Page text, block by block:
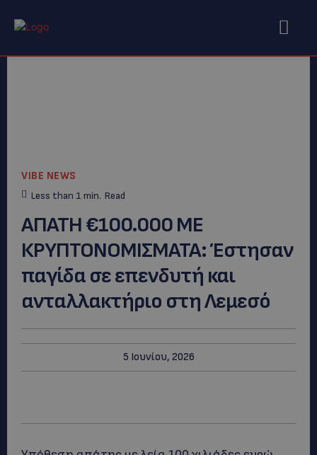
VIBE NEWS
Less than 1 min. Read
ΑΠΑΤΗ €100.000 ΜΕ
ΚΡΥΠΤΟΝΟΜΙΣΜΑΤΑ: Έστησαν
παγίδα σε επενδυτή και
ανταλλακτήριο στη Λεμεσό
5 Ιουνίου, 2026